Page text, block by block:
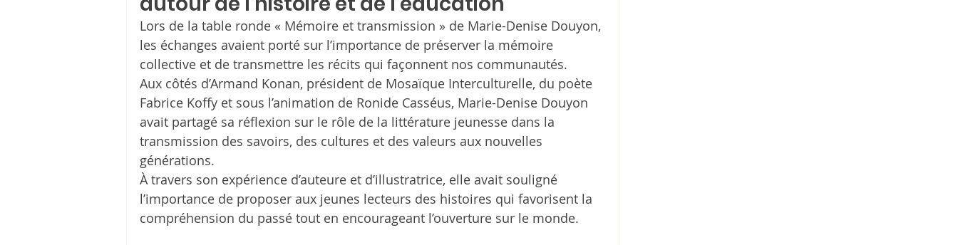
Lors de la table ronde « Mémoire et transmission » de Marie-Denise Douyon,
les échanges avaient porté sur l’importance de préserver la mémoire
collective et de transmettre les récits qui façonnent nos communautés.
Aux côtés d’Armand Konan, président de Mosaïque Interculturelle, du poète
Fabrice Koffy et sous l’animation de Ronide Casséus, Marie-Denise Douyon
avait partagé sa réflexion sur le rôle de la littérature jeunesse dans la
transmission des savoirs, des cultures et des valeurs aux nouvelles
générations.
À travers son expérience d’auteure et d’illustratrice, elle avait souligné
l’importance de proposer aux jeunes lecteurs des histoires qui favorisent la
compréhension du passé tout en encourageant l’ouverture sur le monde.